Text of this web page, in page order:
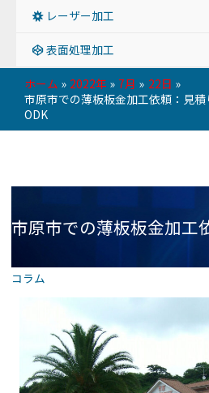
レーザー加工
表面処理加工
ホーム 2022年 7月
22日
市原市での薄板板金加工依頼：見積
ODK
市原市での薄板板金加工
コラム